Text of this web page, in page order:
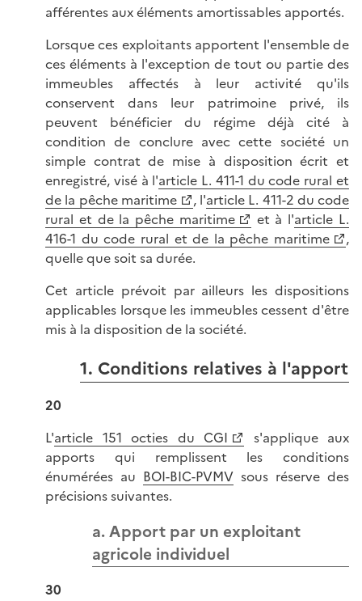
afférentes aux éléments amortissables apportés.
Lorsque ces exploitants apportent l'ensemble de
ces éléments à l'exception de tout ou partie des
immeubles affectés à leur activité qu'ils
conservent dans leur patrimoine privé, ils
peuvent bénéficier du régime déjà cité à
condition de conclure avec cette société un
simple contrat de mise à disposition écrit et
enregistré, visé à l'article L. 411-1 du code rural et
de la pêche maritime
, l'article L. 411-2 du code
rural et de la pêche maritime
et à l'article L.
416-1 du code rural et de la pêche maritime
,
quelle que soit sa durée.
Cet article prévoit par ailleurs les dispositions
applicables lorsque les immeubles cessent d'être
mis à la disposition de la société.
1. Conditions relatives à l'apport
20
L'article 151 octies du CGI
s'applique aux
apports qui remplissent les conditions
énumérées au BOI-BIC-PVMV sous réserve des
précisions suivantes.
a. Apport par un exploitant
agricole individuel
30